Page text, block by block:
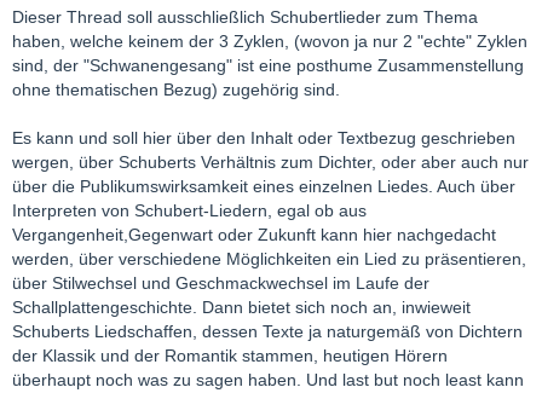
Dieser Thread soll ausschließlich Schubertlieder zum Thema
haben, welche keinem der 3 Zyklen, (wovon ja nur 2 "echte" Zyklen
sind, der "Schwanengesang" ist eine posthume Zusammenstellung
ohne thematischen Bezug) zugehörig sind.
Es kann und soll hier über den Inhalt oder Textbezug geschrieben
wergen, über Schuberts Verhältnis zum Dichter, oder aber auch nur
über die Publikumswirksamkeit eines einzelnen Liedes. Auch über
Interpreten von Schubert-Liedern, egal ob aus
Vergangenheit,Gegenwart oder Zukunft kann hier nachgedacht
werden, über verschiedene Möglichkeiten ein Lied zu präsentieren,
über Stilwechsel und Geschmackwechsel im Laufe der
Schallplattengeschichte. Dann bietet sich noch an, inwieweit
Schuberts Liedschaffen, dessen Texte ja naturgemäß von Dichtern
der Klassik und der Romantik stammen, heutigen Hörern
überhaupt noch was zu sagen haben. Und last but noch least kann